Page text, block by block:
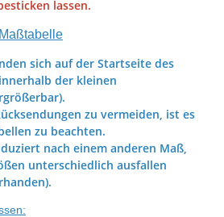
lassen.
sich auf der Startseite des
der kleinen
zu vermeiden, ist es
zu beachten.
nach einem anderen Maß,
unterschiedlich ausfallen